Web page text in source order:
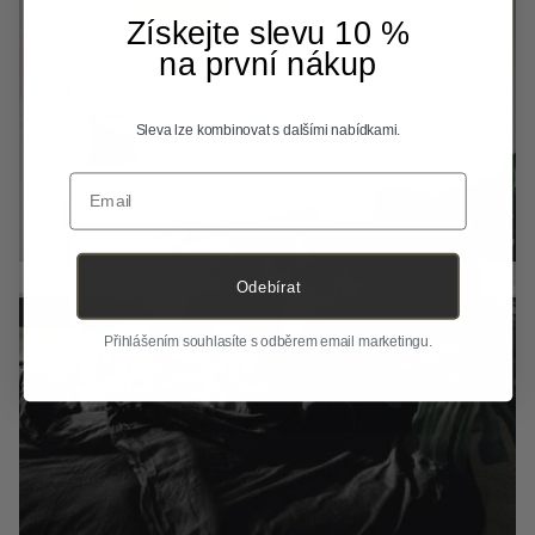
Získejte slevu 10 %
na první nákup
Sleva lze kombinovat s dalšími nabídkami.
Email
Odebírat
Přihlášením souhlasíte s odběrem email marketingu.